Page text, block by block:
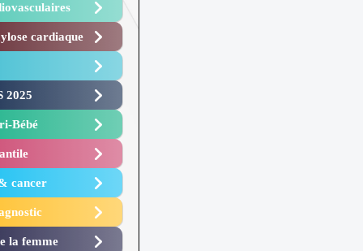
cardiaque
2025
Bébé
cancer
la femme